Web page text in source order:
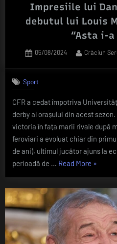
după
plecarea
Impresiile lui
debutul lui Louis
“Asta i-
Posted
05/08/2024 By
Crăciun
Sport
CFR a cedat împotriva
derby al orașului din acest
victoria în fața marii rivale după
feroviari a evoluat chiar din
de ani), ultimul jucător ajuns la
perioadă de … Read More
Dan
Petrescu
debutul
lui
»